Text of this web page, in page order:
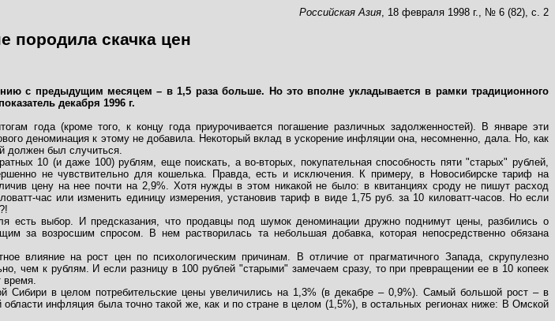
Российская Азия, 18 февраля 1998 г., № 6 (82), с. 2
породила скачка цен
с предыдущим месяцем – в 1,5 раза больше. Но это вполне укладывается в рамки традиционного
декабря 1996 г.
года (кроме того, к концу года приурочивается погашение различных задолженностей). В январе эти
деноминация к этому не добавила. Некоторый вклад в ускорение инфляции она, несомненно, дала. Но, как
должен был случиться.
10 (и даже 100) рублям, еще поискать, а во-вторых, покупательная способность пяти "старых" рублей,
не чувствительно для кошелька. Правда, есть и исключения. К примеру, в Новосибирске тариф на
цену на нее почти на 2,9%. Хотя нужды в этом никакой не было: в квитанциях сроду не пишут расход
час или изменить единицу измерения, установив тариф в виде 1,75 руб. за 10 киловатт-часов. Но если
есть выбор. И предсказания, что продавцы под шумок деноминации дружно поднимут цены, разбились о
за возросшим спросом. В нем растворилась та небольшая добавка, которая непосредственно обязана
влияние на рост цен по психологическим причинам. В отличие от прагматичного Запада, скрупулезно
чем к рублям. И если разницу в 100 рублей "старыми" замечаем сразу, то при превращении ее в 10 копеек
время.
Сибири в целом потребительские цены увеличились на 1,3% (в декабре – 0,9%). Самый большой рост – в
инфляция была точно такой же, как и по стране в целом (1,5%), в остальных регионах ниже: В Омской